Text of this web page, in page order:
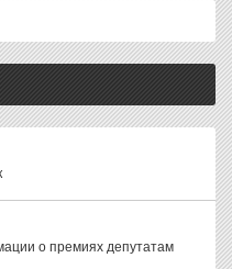
о премиях депутатам